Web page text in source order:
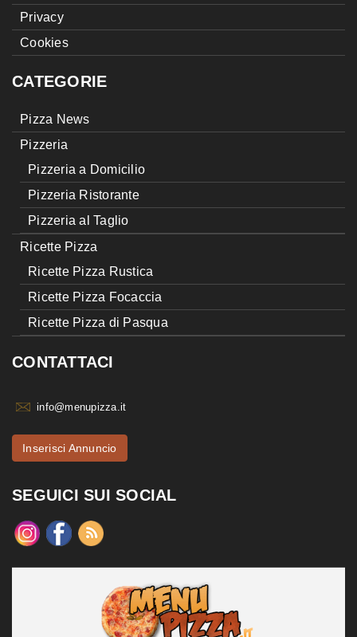
Privacy
Cookies
CATEGORIE
Pizza News
Pizzeria
Pizzeria a Domicilio
Pizzeria Ristorante
Pizzeria al Taglio
Ricette Pizza
Ricette Pizza Rustica
Ricette Pizza Focaccia
Ricette Pizza di Pasqua
CONTATTACI
info@menupizza.it
Inserisci Annuncio
SEGUICI SUI SOCIAL